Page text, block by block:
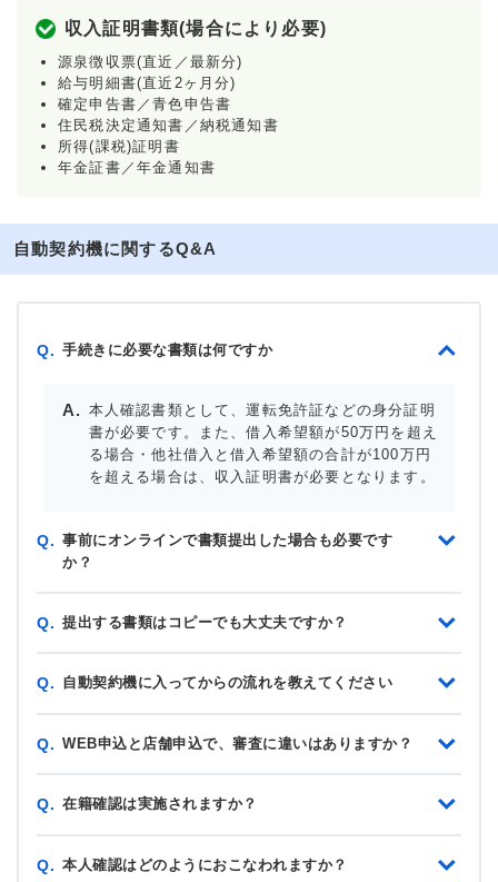
収入証明書類(場合により必要)
源泉徴収票(直近／最新分)
給与明細書(直近2ヶ月分)
確定申告書／青色申告書
住民税決定通知書／納税通知書
所得(課税)証明書
年金証書／年金通知書
自動契約機に関するQ&A
Q. 手続きに必要な書類は何ですか
本人確認書類として、運転免許証などの身分証明
書が必要です。また、借入希望額が50万円を超え
る場合・他社借入と借入希望額の合計が100万円
を超える場合は、収入証明書が必要となります。
Q. 事前にオンラインで書類提出した場合も必要です
か？
Q. 提出する書類はコピーでも大丈夫ですか？
Q. 自動契約機に入ってからの流れを教えてください
Q. WEB申込と店舗申込で、審査に違いはありますか？
Q. 在籍確認は実施されますか？
Q. 本人確認はどのようにおこなわれますか？